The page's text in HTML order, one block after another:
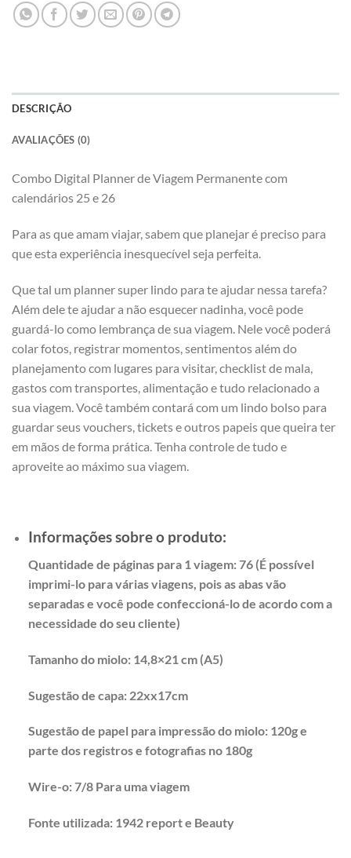
DESCRIÇÃO
AVALIAÇÕES (0)
Combo Digital Planner de Viagem Permanente com
calendários 25 e 26
Para as que amam viajar, sabem que planejar é preciso para
que esta experiência inesquecível seja perfeita.
Que tal um planner super lindo para te ajudar nessa tarefa?
Além dele te ajudar a não esquecer nadinha, você pode
guardá-lo como lembrança de sua viagem. Nele você poderá
colar fotos, registrar momentos, sentimentos além do
planejamento com lugares para visitar, checklist de mala,
gastos com transportes, alimentação e tudo relacionado a
sua viagem. Você também contará com um lindo bolso para
guardar seus vouchers, tickets e outros papeis que queira ter
em mãos de forma prática. Tenha controle de tudo e
aproveite ao máximo sua viagem.
Informações sobre o produto:
Quantidade de páginas para 1 viagem: 76 (É possível
imprimi-lo para várias viagens, pois as abas vão
separadas e você pode confeccioná-lo de acordo com a
necessidade do seu cliente)
Tamanho do miolo: 14,8×21 cm (A5)
Sugestão de capa: 22xx17cm
Sugestão de papel para impressão do miolo: 120g e
parte dos registros e fotografias no 180g
Wire-o: 7/8 Para uma viagem
Fonte utilizada: 1942 report e Beauty